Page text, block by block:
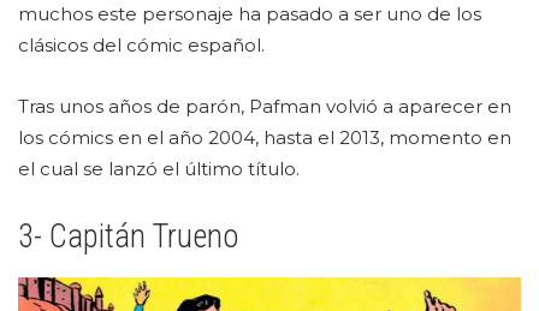
muchos este personaje ha pasado a ser uno de los
clásicos del cómic español.
Tras unos años de parón, Pafman volvió a aparecer en
los cómics en el año 2004, hasta el 2013, momento en
el cual se lanzó el último título.
3- Capitán Trueno